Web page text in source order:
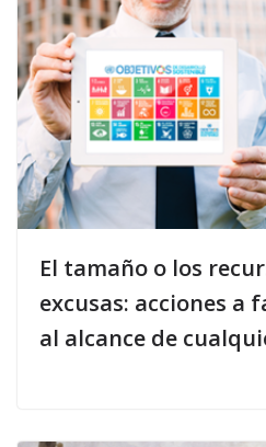
El tamaño o los
excusas: acciones a
al alcance de